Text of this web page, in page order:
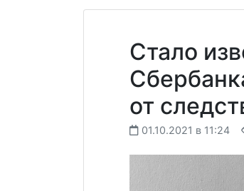
Стало
от
01.10.2021 в 11:24